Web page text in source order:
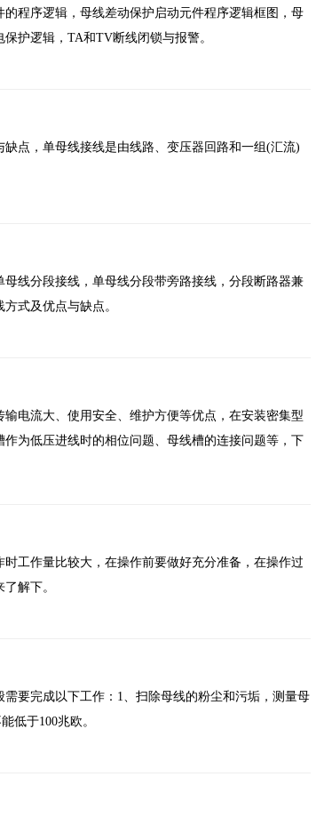
程序逻辑，母线差动保护启动元件程序逻辑框图，母
护逻辑，TA和TV断线闭锁与报警。
点，单母线接线是由线路、变压器回路和一组(汇流)
线分段接线，单母线分段带旁路接线，分段断路器兼
式及优点与缺点。
电流大、使用安全、维护方便等优点，在安装密集型
为低压进线时的相位问题、母线槽的连接问题等，下
工作量比较大，在操作前要做好充分准备，在操作过
解下。
要完成以下工作：1、扫除母线的粉尘和污垢，测量母
低于100兆欧。